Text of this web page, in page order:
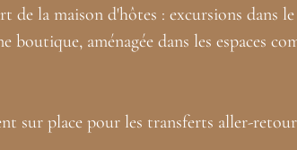
de la maison d'hôtes : excursions dans
boutique, aménagée dans les espaces
sur place pour les transferts aller-